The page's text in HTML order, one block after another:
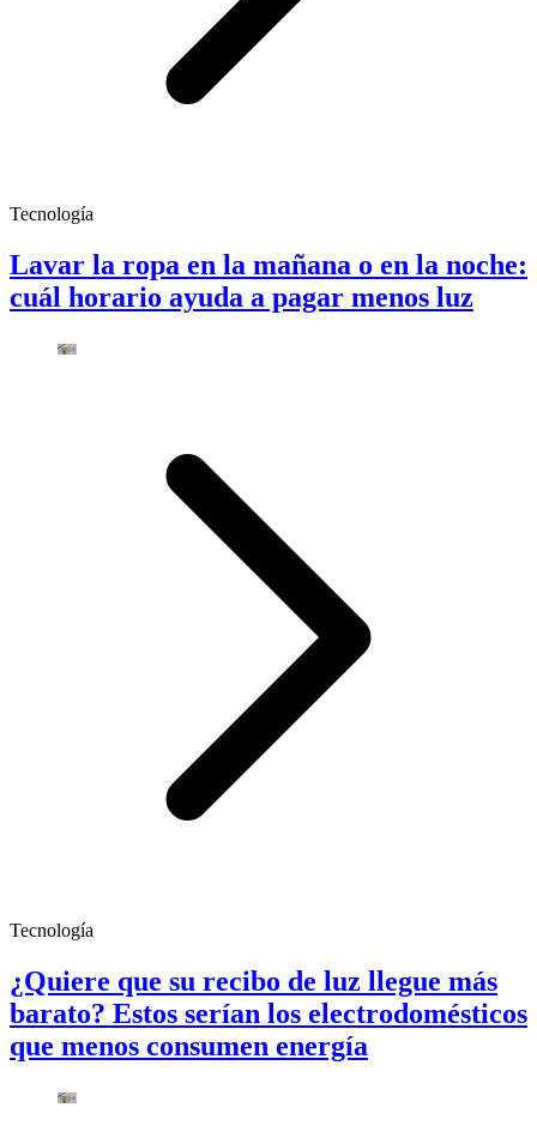
Tecnología
Lavar la ropa en la mañana o en la noche:
cuál horario ayuda a pagar menos luz
Tecnología
¿Quiere que su recibo de luz llegue más
barato? Estos serían los electrodomésticos
que menos consumen energía